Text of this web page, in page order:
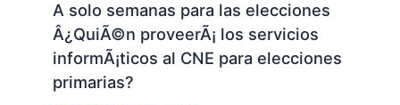
A solo semanas para las elecciones
Â¿QuiÃ©n proveerÃ¡ los servicios
informÃ¡ticos al CNE para elecciones
primarias?